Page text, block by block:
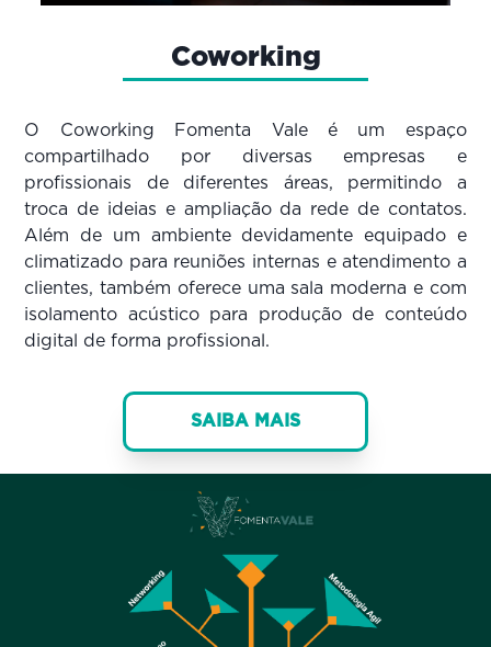
Coworking
O Coworking Fomenta Vale é um espaço
compartilhado por diversas empresas e
profissionais de diferentes áreas, permitindo a
troca de ideias e ampliação da rede de contatos.
Além de um ambiente devidamente equipado e
climatizado para reuniões internas e atendimento a
clientes, também oferece uma sala moderna e com
isolamento acústico para produção de conteúdo
digital de forma profissional.
SAIBA MAIS